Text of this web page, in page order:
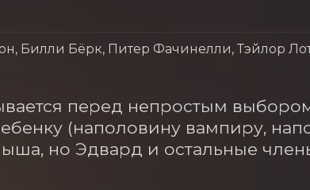
Билли Бёрк, Питер Фачинелли, Тэйлор
перед непростым
(наполовину вампиру,
но Эдвард и остальные